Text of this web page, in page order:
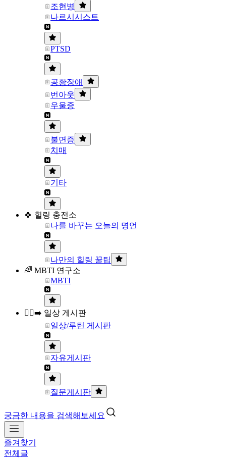
조현병
나르시시스트
PTSD
공황장애
번아웃
우울증
불면증
치매
기타
🍀 힐링 충전소
나를 바꾸는 오늘의 명언
나만의 힐링 꿀팁
🌈 MBTI 연구소
MBTI
🏃‍♀️‍➡️ 일상 게시판
일상/루틴 게시판
자유게시판
질문게시판
궁금한 내용을 검색해보세요
즐겨찾기
전체글